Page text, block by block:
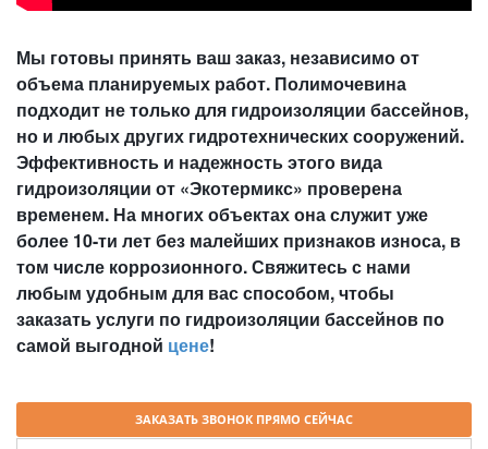
Мы готовы принять ваш заказ, независимо от
объема планируемых работ. Полимочевина
подходит не только для гидроизоляции бассейнов,
но и любых других гидротехнических сооружений.
Эффективность и надежность этого вида
гидроизоляции от «Экотермикс» проверена
временем. На многих объектах она служит уже
более 10-ти лет без малейших признаков износа, в
том числе коррозионного. Свяжитесь с нами
любым удобным для вас способом, чтобы
заказать услуги по гидроизоляции бассейнов по
самой выгодной цене!
ЗАКАЗАТЬ ЗВОНОК ПРЯМО СЕЙЧАС